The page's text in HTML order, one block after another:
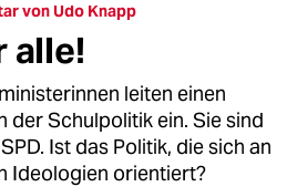
von Udo Knapp
alle!
leiten einen
der Schulpolitik ein. Sie sind
Ist das Politik, die sich an
Ideologien orientiert?